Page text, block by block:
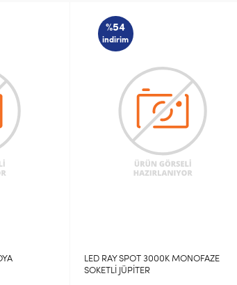
%54
indirim
LED RAY SPOT 3000K MONOFAZE
SOKETLİ JÜPİTER